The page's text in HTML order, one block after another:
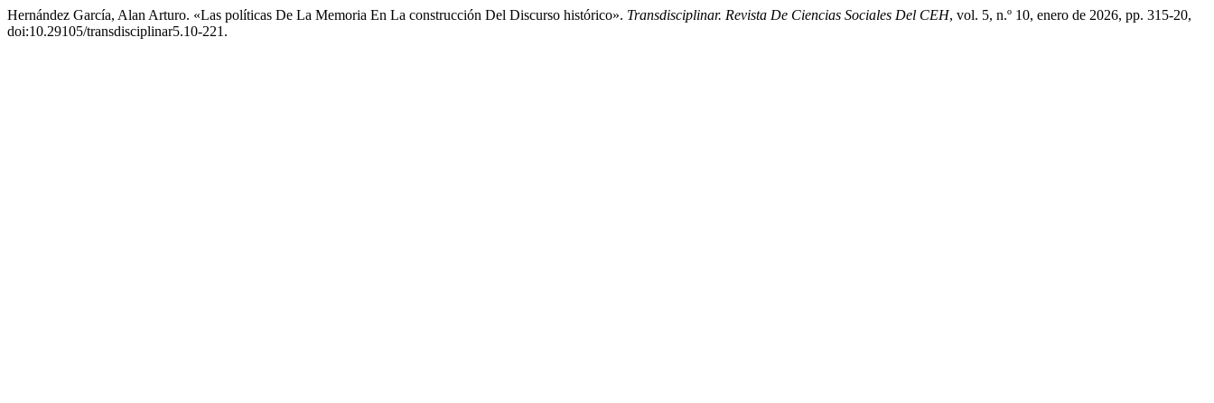
Hernández García, Alan Arturo. «Las políticas De La Memoria En La construcción Del Discurso histórico». Transdisciplinar. Revista De Ciencias Sociales Del CEH, vol. 5, n.º 10, enero de 2026, pp. 315-20,
doi:10.29105/transdisciplinar5.10-221.